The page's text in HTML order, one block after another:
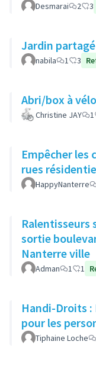
Desmarai 2 3
nabila 1 3
Abri/box à
Christine JAY 1
Empêcher les
rues
HappyNanterre
Ralentisseurs
sortie
Nanterre ville
Adman 1 1
Handi-Droits :
pour les
Tiphaine Loche